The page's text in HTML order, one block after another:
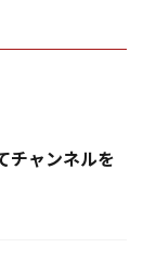
チャンネルを